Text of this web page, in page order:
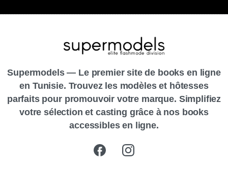
Supermodels — Le premier site de books en ligne
en Tunisie. Trouvez les modèles et hôtesses
parfaits pour promouvoir votre marque. Simplifiez
votre sélection et casting grâce à nos books
accessibles en ligne.